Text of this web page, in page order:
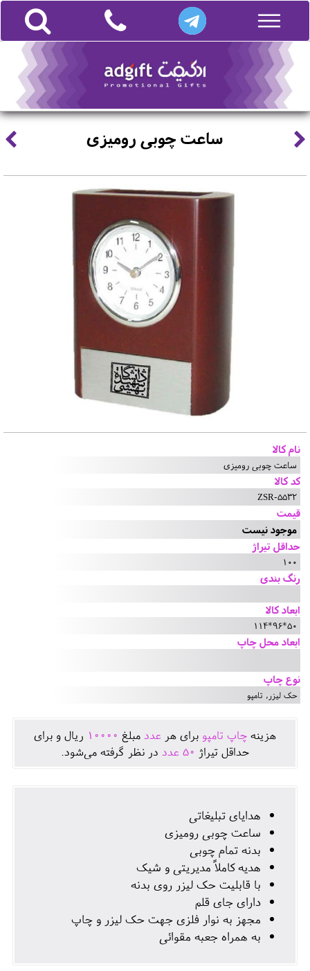
ساعت چوبی رومیزی
نام کالا
ساعت چوبی رومیزی
کد کالا
ZSR-5532
قیمت
موجود نیست
حداقل تیراژ
100
رنگ بندی
ابعاد کالا
50*96*114
ابعاد محل چاپ
نوع چاپ
حک لیزر, تامپو
هزينه چاپ تامپو برای هر عدد مبلغ 10000 ريال و برای
حداقل تيراژ 50 عدد در نظر گرفته می‌شود.
هدایای تبلیغاتی
ساعت چوبی رومیزی
بدنه تمام چوبی
هدیه کاملاً مدیریتی و شیک
با قابلیت حک لیزر روی بدنه
دارای جای قلم
مجهز به نوار فلزی جهت حک لیزر و چاپ
به همراه جعبه مقوائی